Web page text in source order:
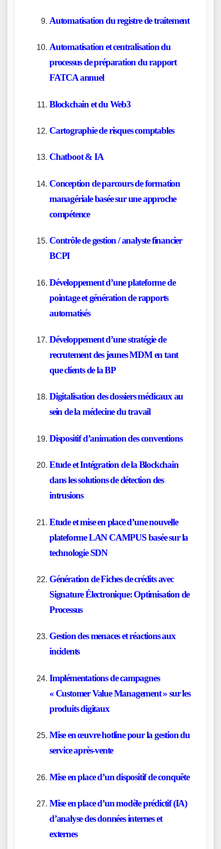
Automatisation du registre de traitement
Automatisation et centralisation du
processus de préparation du rapport
FATCA annuel
Blockchain et du Web3
Cartographie de risques comptables
Chatboot & IA
Conception de parcours de formation
managériale basée sur une approche
compétence
Contrôle de gestion / analyste financier
BCPI
Développement d’une plateforme de
pointage et génération de rapports
automatisés
Développement d’une stratégie de
recrutement des jeunes MDM en tant
que clients de la BP
Digitalisation des dossiers médicaux au
sein de la médecine du travail
Dispositif d’animation des conventions
Etude et Intégration de la Blockchain
dans les solutions de détection des
intrusions
Etude et mise en place d’une nouvelle
plateforme LAN CAMPUS basée sur la
technologie SDN
Génération de Fiches de crédits avec
Signature Électronique: Optimisation de
Processus
Gestion des menaces et réactions aux
incidents
Implémentations de campagnes
« Customer Value Management » sur les
produits digitaux
Mise en œuvre hotline pour la gestion du
service après-vente
Mise en place d’un dispositif de conquête
Mise en place d’un modèle prédictif (IA)
d’analyse des données internes et
externes